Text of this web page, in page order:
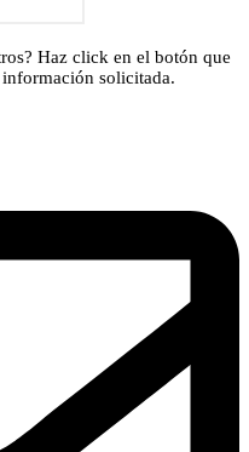
Haz click en el botón que
solicitada.